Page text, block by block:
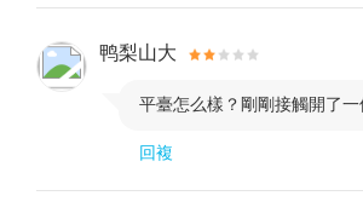
鸭梨山大
平臺怎么樣？剛剛接觸開了一
回複